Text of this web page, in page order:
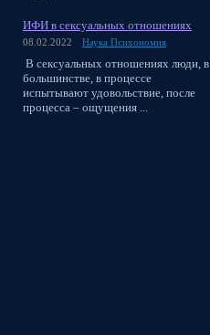
ИФИ в сексуальных отношениях
08.02.2022 Наука Психономия
В сексуальных отношениях люди, в
большинстве, в процессе
испытывают удовольствие, после
процесса – ощущения ...